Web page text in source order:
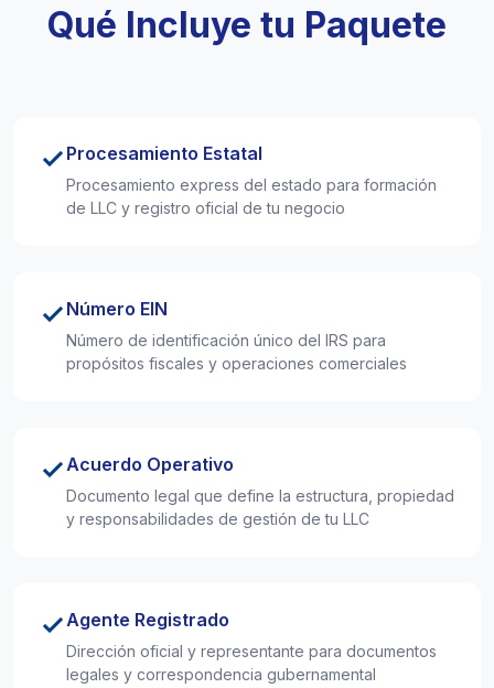
Qué Incluye tu Paquete
Procesamiento Estatal
Procesamiento express del estado para formación
de LLC y registro oficial de tu negocio
Número EIN
Número de identificación único del IRS para
propósitos fiscales y operaciones comerciales
Acuerdo Operativo
Documento legal que define la estructura, propiedad
y responsabilidades de gestión de tu LLC
Agente Registrado
Dirección oficial y representante para documentos
legales y correspondencia gubernamental